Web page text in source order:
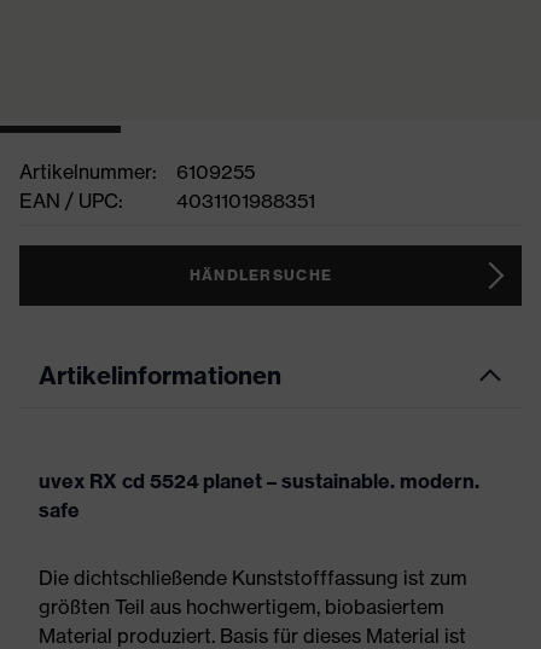
Artikelnummer:
6109255
EAN / UPC:
4031101988351
HÄNDLERSUCHE
Artikelinformationen
uvex RX cd 5524 planet – sustainable. modern.
safe
Die dichtschließende Kunststofffassung ist zum
größten Teil aus hochwertigem, biobasiertem
Material produziert. Basis für dieses Material ist